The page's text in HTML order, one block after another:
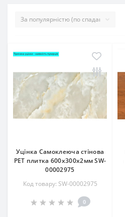
Уцінка Самоклеюча стінова
PET плитка 600х300х2мм SW-
00002975
Код товару: SW-00002975
0